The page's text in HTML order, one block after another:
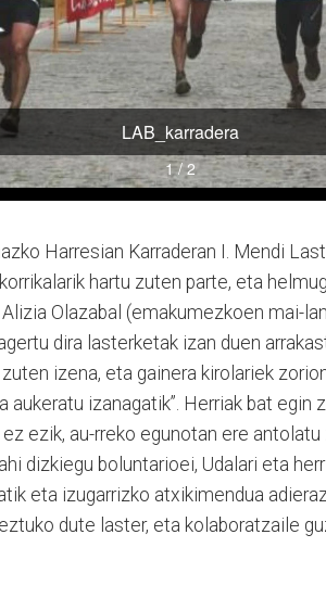
Harresian Karraderan I. Mendi
hartu zuten parte, eta
Olazabal (emakumezkoen mai-
dira lasterketak izan duen
izena, eta gainera kirolariek
aukeratu izanagatik”. Herriak bat egin
ezik, au-rreko egunotan ere antolatu
dizkiegu boluntarioei, Udalari eta
eta izugarrizko atxikimendua
dute laster, eta kolaboratzaile